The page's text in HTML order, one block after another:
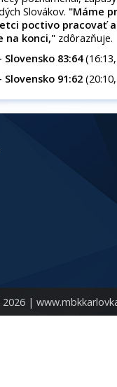
Slovákov. "Máme
poctivo pracovať
na konci," zdôrazňuje.
Slovensko 83:64(16:13,
Slovensko 91:62
|